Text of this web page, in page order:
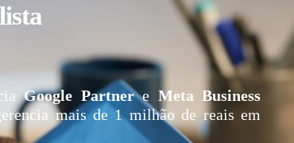
Google Partnere Meta Business
mais de 1 milhão de reais em